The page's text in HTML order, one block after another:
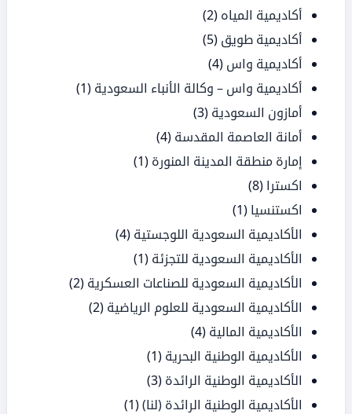
أكاديمية المياه (2)
أكاديمية طويق (5)
أكاديمية واس (4)
أكاديمية واس – وكالة الأنباء السعودية (1)
أمازون السعودية (3)
أمانة العاصمة المقدسة (4)
إمارة منطقة المدينة المنورة (1)
اكسترا (8)
اكستنسيا (1)
الأكاديمية السعودية اللوجستية (4)
الأكاديمية السعودية للتجزئة (1)
الأكاديمية السعودية للصناعات العسكرية (2)
الأكاديمية السعودية للعلوم الرياضية (2)
الأكاديمية المالية (4)
الأكاديمية الوطنية البحرية (1)
الأكاديمية الوطنية الرائدة (3)
الأكاديمية الوطنية الرائدة (لنا)(1)